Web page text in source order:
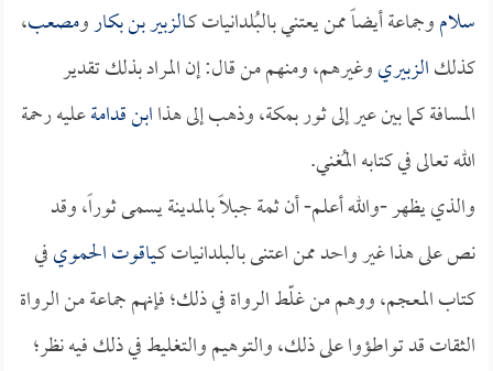
سلاموجماعة أيضاً ممن يعتني بالبُلدانيات كـالزبير بن بكارومصعب،
كذلكالزبيريوغيرهم، ومنهم من قال: إن المراد بذلك تقدير
المسافة كما بين عير إلى ثور بمكة، وذهب إلى هذاابن قدامةعليه رحمة
الله تعالى في كتابه المُغني.
والذي يظهر -والله أعلم- أن ثمة جبلاً بالمدينة يسمى ثوراً، وقد
نص على هذا غير واحد ممن اعتنى بالبلدانيات كـياقوت الحمويفي
كتاب المعجم، ووهم من غلّط الرواة في ذلك؛ فإنهم جماعة من الرواة
الثقات قد تواطؤوا على ذلك، والتوهيم والتغليط في ذلك فيه نظر؛